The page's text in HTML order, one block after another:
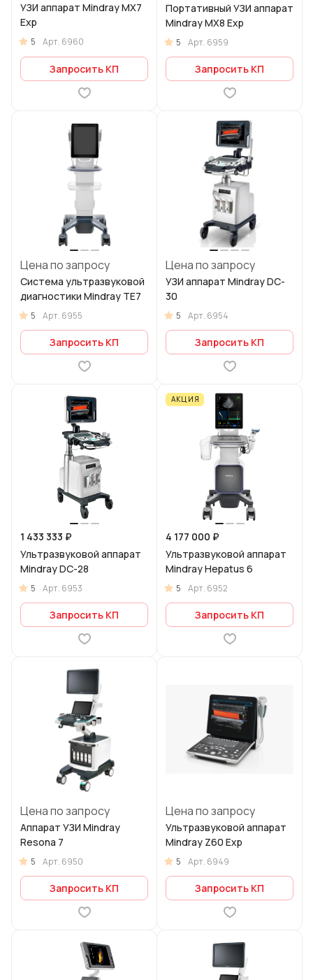
УЗИ аппарат Mindray MX7
Exp
5 Арт. 6960
Запросить КП
Портативный УЗИ аппарат
Mindray MX8 Exp
5 Арт. 6959
Запросить КП
Цена по запросу
Система ультразвуковой
диагностики Mindray TE7
5 Арт. 6955
Запросить КП
Цена по запросу
УЗИ аппарат Mindray DC-
30
5 Арт. 6954
Запросить КП
1 433 333 ₽
Ультразвуковой аппарат
Mindray DC-28
5 Арт. 6953
Запросить КП
АКЦИЯ
4 177 000 ₽
Ультразвуковой аппарат
Mindray Hepatus 6
5 Арт. 6952
Запросить КП
Цена по запросу
Аппарат УЗИ Mindray
Resona 7
5 Арт. 6950
Запросить КП
Цена по запросу
Ультразвуковой аппарат
Mindray Z60 Exp
5 Арт. 6949
Запросить КП